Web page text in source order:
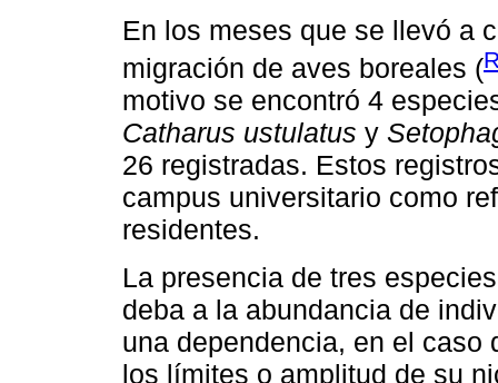
En los meses que se llevó a
migración de aves boreales (
motivo se encontró 4
Catharus ustulatus y
26 registradas. Estos
campus universitario como
residentes.
La presencia de tres
deba a la abundancia de
una dependencia, en el caso
los límites o amplitud de su